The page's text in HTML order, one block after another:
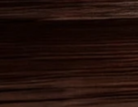
problem i danske
håndtering. I